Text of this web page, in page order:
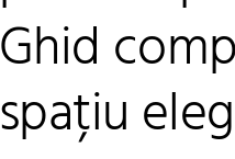
Ghid
spațiu